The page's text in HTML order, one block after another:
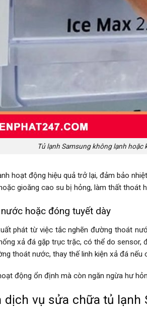
Tủ lạnh Samsung không lạnh hoặc
hoạt động hiệu quả trở lại, đảm bảo
gioăng cao su bị hỏng, làm thất thoát
hoặc đóng tuyết dày
phát từ việc tắc nghẽn đường thoát
xả đá gặp trục trặc, có thể do
thoát nước, thay thế linh kiện xả đá nếu
động ổn định mà còn ngăn ngừa hư
vụ sửa chữa tủ lạnh